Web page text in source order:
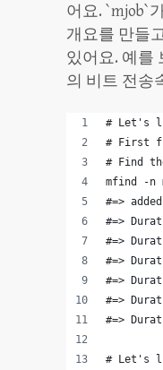
어요. `mjob`
개요를 만들
있어요. 예를
의 비트 전송
# Let's
# First
# Find
mfind -n
#=>
#=>
#=>
#=>
#=>
#=>
#=>
# Let's